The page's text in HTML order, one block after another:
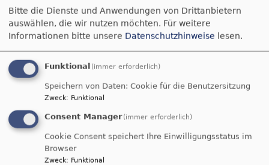
Hauptnavigation
Breadcrumb
Startseite
Unser
Gemeindegebiet
Bitte die Dienste und Anwendungen von Drittanbietern
auswählen, die wir nutzen möchten. Für weitere
Informationen bitte unsere Datenschutzhinweise lesen.
Funktional (immer erforderlich)
Speichern von Daten: Cookie für die Benutzersitzung
Zweck: Funktional
Consent Manager (immer erforderlich)
Cookie Consent speichert Ihre Einwilligungsstatus im
Browser
Zweck: Funktional